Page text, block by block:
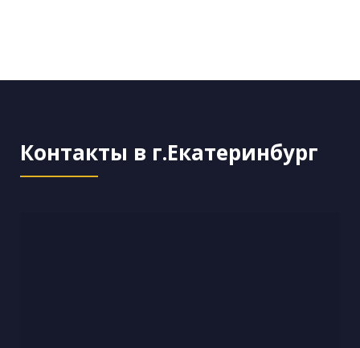
Контакты в г.Екатеринбург